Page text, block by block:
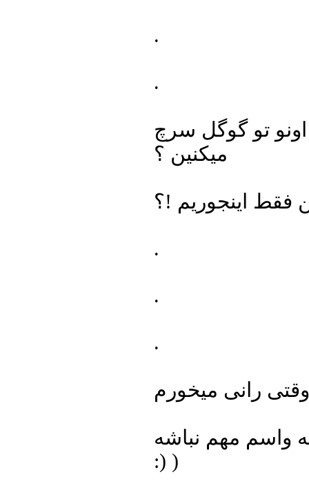
.
.
تو گوگل سرچ
میکنین ؟
فقط اینجوریم !؟
.
.
.
رانی میخورم
واسم مهم نباشه
:) )